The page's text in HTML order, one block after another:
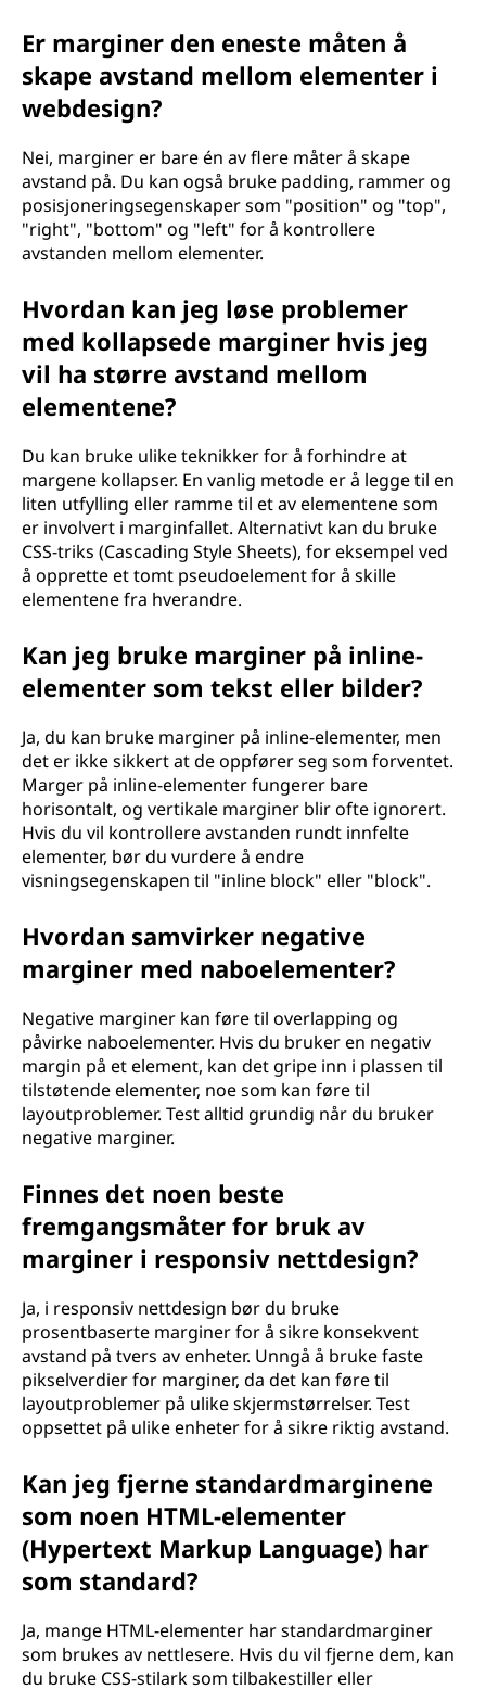
Er marginer den eneste måten å
skape avstand mellom elementer i
webdesign?
Nei, marginer er bare én av flere måter å skape
avstand på. Du kan også bruke padding, rammer og
posisjoneringsegenskaper som "position" og "top",
"right", "bottom" og "left" for å kontrollere
avstanden mellom elementer.
Hvordan kan jeg løse problemer
med kollapsede marginer hvis jeg
vil ha større avstand mellom
elementene?
Du kan bruke ulike teknikker for å forhindre at
margene kollapser. En vanlig metode er å legge til en
liten utfylling eller ramme til et av elementene som
er involvert i marginfallet. Alternativt kan du bruke
CSS-triks (Cascading Style Sheets), for eksempel ved
å opprette et tomt pseudoelement for å skille
elementene fra hverandre.
Kan jeg bruke marginer på inline-
elementer som tekst eller bilder?
Ja, du kan bruke marginer på inline-elementer, men
det er ikke sikkert at de oppfører seg som forventet.
Marger på inline-elementer fungerer bare
horisontalt, og vertikale marginer blir ofte ignorert.
Hvis du vil kontrollere avstanden rundt innfelte
elementer, bør du vurdere å endre
visningsegenskapen til "inline block" eller "block".
Hvordan samvirker negative
marginer med naboelementer?
Negative marginer kan føre til overlapping og
påvirke naboelementer. Hvis du bruker en negativ
margin på et element, kan det gripe inn i plassen til
tilstøtende elementer, noe som kan føre til
layoutproblemer. Test alltid grundig når du bruker
negative marginer.
Finnes det noen beste
fremgangsmåter for bruk av
marginer i responsiv nettdesign?
Ja, i responsiv nettdesign bør du bruke
prosentbaserte marginer for å sikre konsekvent
avstand på tvers av enheter. Unngå å bruke faste
pikselverdier for marginer, da det kan føre til
layoutproblemer på ulike skjermstørrelser. Test
oppsettet på ulike enheter for å sikre riktig avstand.
Kan jeg fjerne standardmarginene
som noen HTML-elementer
(Hypertext Markup Language) har
som standard?
Ja, mange HTML-elementer har standardmarginer
som brukes av nettlesere. Hvis du vil fjerne dem, kan
du bruke CSS-stilark som tilbakestiller eller